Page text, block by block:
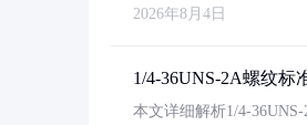
2026年8月4日
1/4-36UNS-2A螺纹标
本文详细解析1/4-